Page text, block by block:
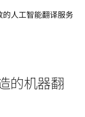
人工智能翻译服务
的机器翻